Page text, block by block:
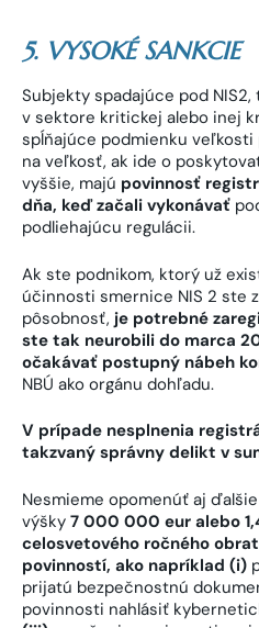
5. VYSOKÉ SANKCIE
Subjekty spadajúce pod
v sektore kritickej alebo inej
spĺňajúce podmienku veľkosti
na veľkosť, ak ide o
vyššie, majú povinnosť
dňa, keď začali vykonávať
podliehajúcu regulácii.
Ak ste podnikom, ktorý už
účinnosti smernice NIS 2 ste
pôsobnosť, je potrebné
ste tak neurobili do marca
očakávať postupný nábeh
NBÚ ako orgánu dohľadu.
V prípade nesplnenia
takzvaný správny delikt v
Nesmieme opomenúť aj
výšky 7 000 000 eur alebo
celosvetového ročného
povinností, ako napríklad (i)
prijatú bezpečnostnú
povinnosti nahlásiť